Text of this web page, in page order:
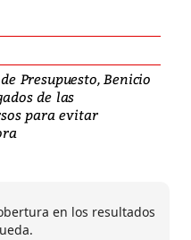
Presupuesto, Benicio
de las
para evitar
en los resultados